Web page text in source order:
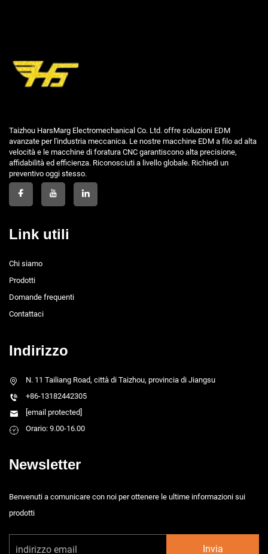
Taizhou HarsMarg Electromechanical Co. Ltd. offre soluzioni EDM
avanzate per l'industria meccanica. Le nostre macchine EDM a filo ad alta
velocità e le macchine di foratura CNC garantiscono alta precisione,
affidabilità ed efficienza. Riconosciuti a livello globale. Richiedi un
preventivo oggi stesso.
Link utili
Chi siamo
Prodotti
Domande frequenti
Contattaci
Indirizzo
N. 11 Tailiang Road, città di Taizhou, provincia di Jiangsu
+86-13182442305
[email protected]
Orario: 9.00-16.00
Newsletter
Benvenuti a comunicare con noi per ottenere le ultime informazioni sui
prodotti
Invia